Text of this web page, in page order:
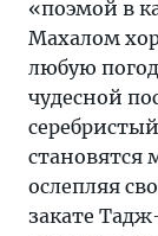
«поэмой в
Махалом
любую
чудесной
ослепляя
закате